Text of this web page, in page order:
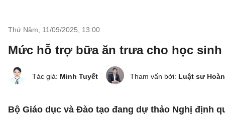
Thứ Năm, 11/09/2025 13:00
Mức hỗ trợ bữa ăn trưa cho học
Tác giả: Minh Tuyết Tham vấn bởi: Luật sư
Bộ Giáo dục và Đào tạo đang dự thảo Nghị định